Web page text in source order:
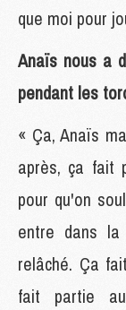
que moi pour
Anaïs nous a
pendant les
« Ça, Anaïs
après, ça fait
pour qu'on
entre dans
relâché. Ça
fait partie